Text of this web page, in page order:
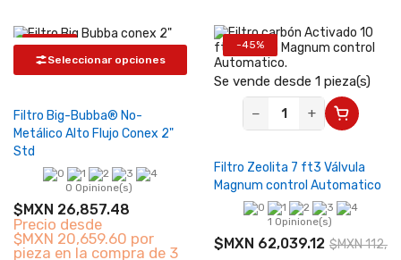
-35%
Seleccionar opciones
Filtro Big-Bubba® No-
Metálico Alto Flujo Conex 2"
Std
0 Opinione(s)
$MXN 26,857.48
Precio desde
$MXN 20,659.60 por
pieza en la compra de 3
-45%
Se vende desde 1 pieza(s)
−
+
Filtro Zeolita 7 ft3 Válvula
Magnum control Automatico
1 Opinione(s)
$MXN 62,039.12 $MXN